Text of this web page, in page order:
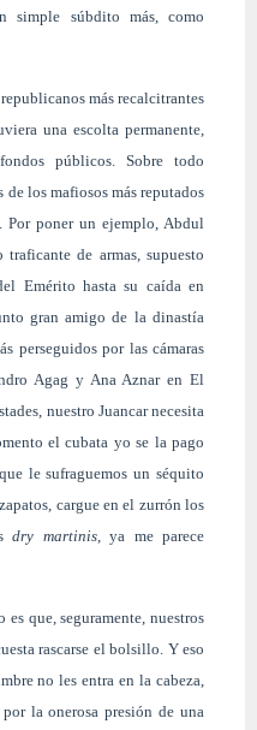
simple súbdito más, como
más recalcitrantes
una escolta permanente,
públicos. Sobre todo
los mafiosos más reputados
Por poner un ejemplo, Abdul
de armas, supuesto
Emérito hasta su caída en
gran amigo de la dinastía
perseguidos por las cámaras
Agag y Ana Aznar en El
nuestro Juancar necesita
el cubata yo se la pago
le sufraguemos un séquito
cargue en el zurrón los
dry martinis, ya me parece
que, seguramente, nuestros
rascarse el bolsillo. Y eso
no les entra en la cabeza,
la onerosa presión de una